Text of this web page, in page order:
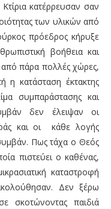
κατέρρευσαν σαν
των υλικών από
πρόεδρος κήρυξε
βοήθεια και
πάρα πολλές χώρες,
η κατάσταση έκτακτης
συμπαράστασης και
δεν έλειψαν οι
και οι κάθε λογής
Πως τάχα ο Θεός
πιστεύει ο καθένας,
καταστροφή
Δεν ξέρω
σκοτώνοντας παιδιά